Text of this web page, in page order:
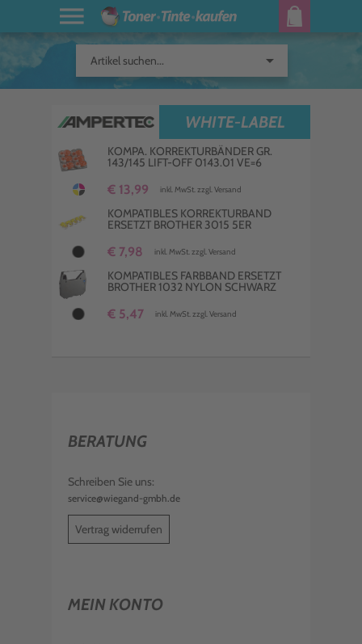
Artikel suchen... arrow_drop_down
WHITE-LABEL
KOMPA. KORREKTURBÄNDER GR.
143/145 LIFT-OFF 0143.01 VE=6
€ 13,99 inkl. MwSt. zzgl. Versand
KOMPATIBLES KORREKTURBAND
ERSETZT BROTHER 3015 5ER
€ 7,98 inkl. MwSt. zzgl. Versand
KOMPATIBLES FARBBAND ERSETZT
BROTHER 1032 NYLON SCHWARZ
€ 5,47 inkl. MwSt. zzgl. Versand
BERATUNG
Schreiben Sie uns:
service@wiegand-gmbh.de
Vertrag widerrufen
MEIN KONTO